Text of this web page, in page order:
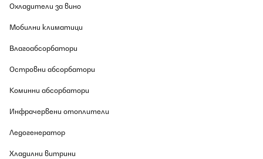
Охладители за вино
Мобилни климатици
Влагоабсорбатори
Островни абсорбатори
Коминни абсорбатори
Инфрачервени отоплители
Ледогенератор
Хладилни витрини